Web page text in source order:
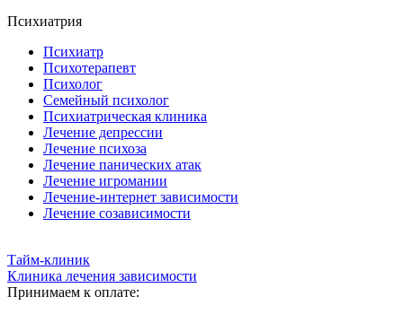
Психиатрия
Психиатр
Психотерапевт
Психолог
Семейный психолог
Психиатрическая клиника
Лечение депрессии
Лечение психоза
Лечение панических атак
Лечение игромании
Лечение-интернет зависимости
Лечение созависимости
Тайм-клиник
Клиника лечения зависимости
Принимаем к оплате: